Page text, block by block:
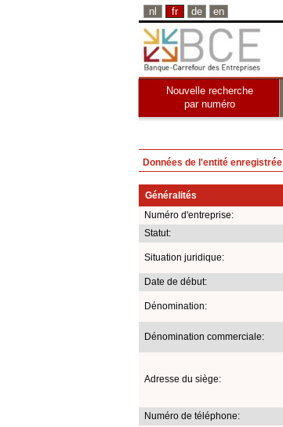
nl fr de en
Nouvelle recherche
par numéro
Données de l'entité enregistrée
Généralités
Numéro d'entreprise:
Statut:
Situation juridique:
Date de début:
Dénomination:
Dénomination commerciale:
Adresse du siège:
Numéro de téléphone: